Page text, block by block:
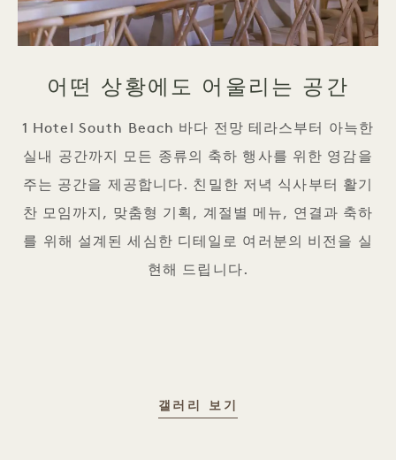
어떤 상황에도 어울리는 공간
1 Hotel South Beach 바다 전망 테라스부터 아늑한
실내 공간까지 모든 종류의 축하 행사를 위한 영감을
주는 공간을 제공합니다. 친밀한 저녁 식사부터 활기
찬 모임까지, 맞춤형 기획, 계절별 메뉴, 연결과 축하
를 위해 설계된 세심한 디테일로 여러분의 비전을 실
현해 드립니다.
갤러리 보기